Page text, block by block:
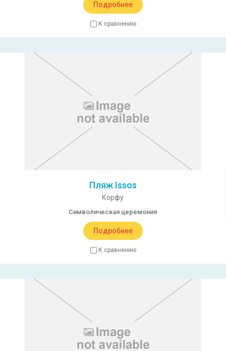
Подробнее
К сравнению
Пляж Issos
Корфу
Символическая церемония
Подробнее
К сравнению